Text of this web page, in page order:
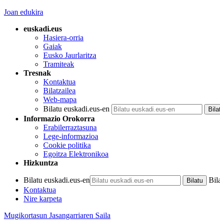
Joan edukira
euskadi.eus
Hasiera-orria
Gaiak
Eusko Jaurlaritza
Tramiteak
Tresnak
Kontaktua
Bilatzailea
Web-mapa
Bilatu euskadi.eus-en
Informazio Orokorra
Erabilerraztasuna
Lege-informazioa
Cookie politika
Egoitza Elektronikoa
Hizkuntza
Bilatu euskadi.eus-en
Kontaktua
Nire karpeta
Mugikortasun Jasangarriaren Saila